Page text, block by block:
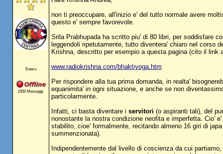
Estero
2350 Messaggi
non ti preoccupare, all'inizio e' del tutto normale avere
questo e' sempre favorevole.
Srila Prabhupada ha scritto piu' di 80 libri, per soddisfare
leggendoli ripetutamente, tutto diventera' chiaro nel corso
Krishna, descritto per esempio a questa pagina (cito il link
www.radiokrishna.com/bhaktiyoga.htm
Per rispondere alla tua prima domanda, in realta'
equanimita' in ogni situazione, e anche se non
particolarmente.
Infatti, ci basta diventare i servitori (o aspiranti tali), del
nonostante la nostra condizione neofita e imperfetta. Cio'
stabilito, cioe' formalmente, recitando almeno 16 giri di
summenzionata).
Indipendentemente dal livello di coscienza da cui